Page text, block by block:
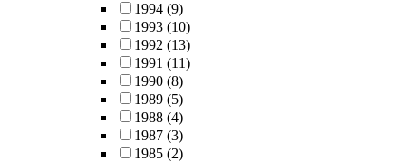
1994 (9)
1993 (10)
1992 (13)
1991 (11)
1990 (8)
1989 (5)
1988 (4)
1987 (3)
1985 (2)